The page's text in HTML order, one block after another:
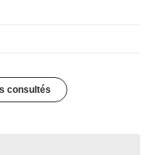
consultés